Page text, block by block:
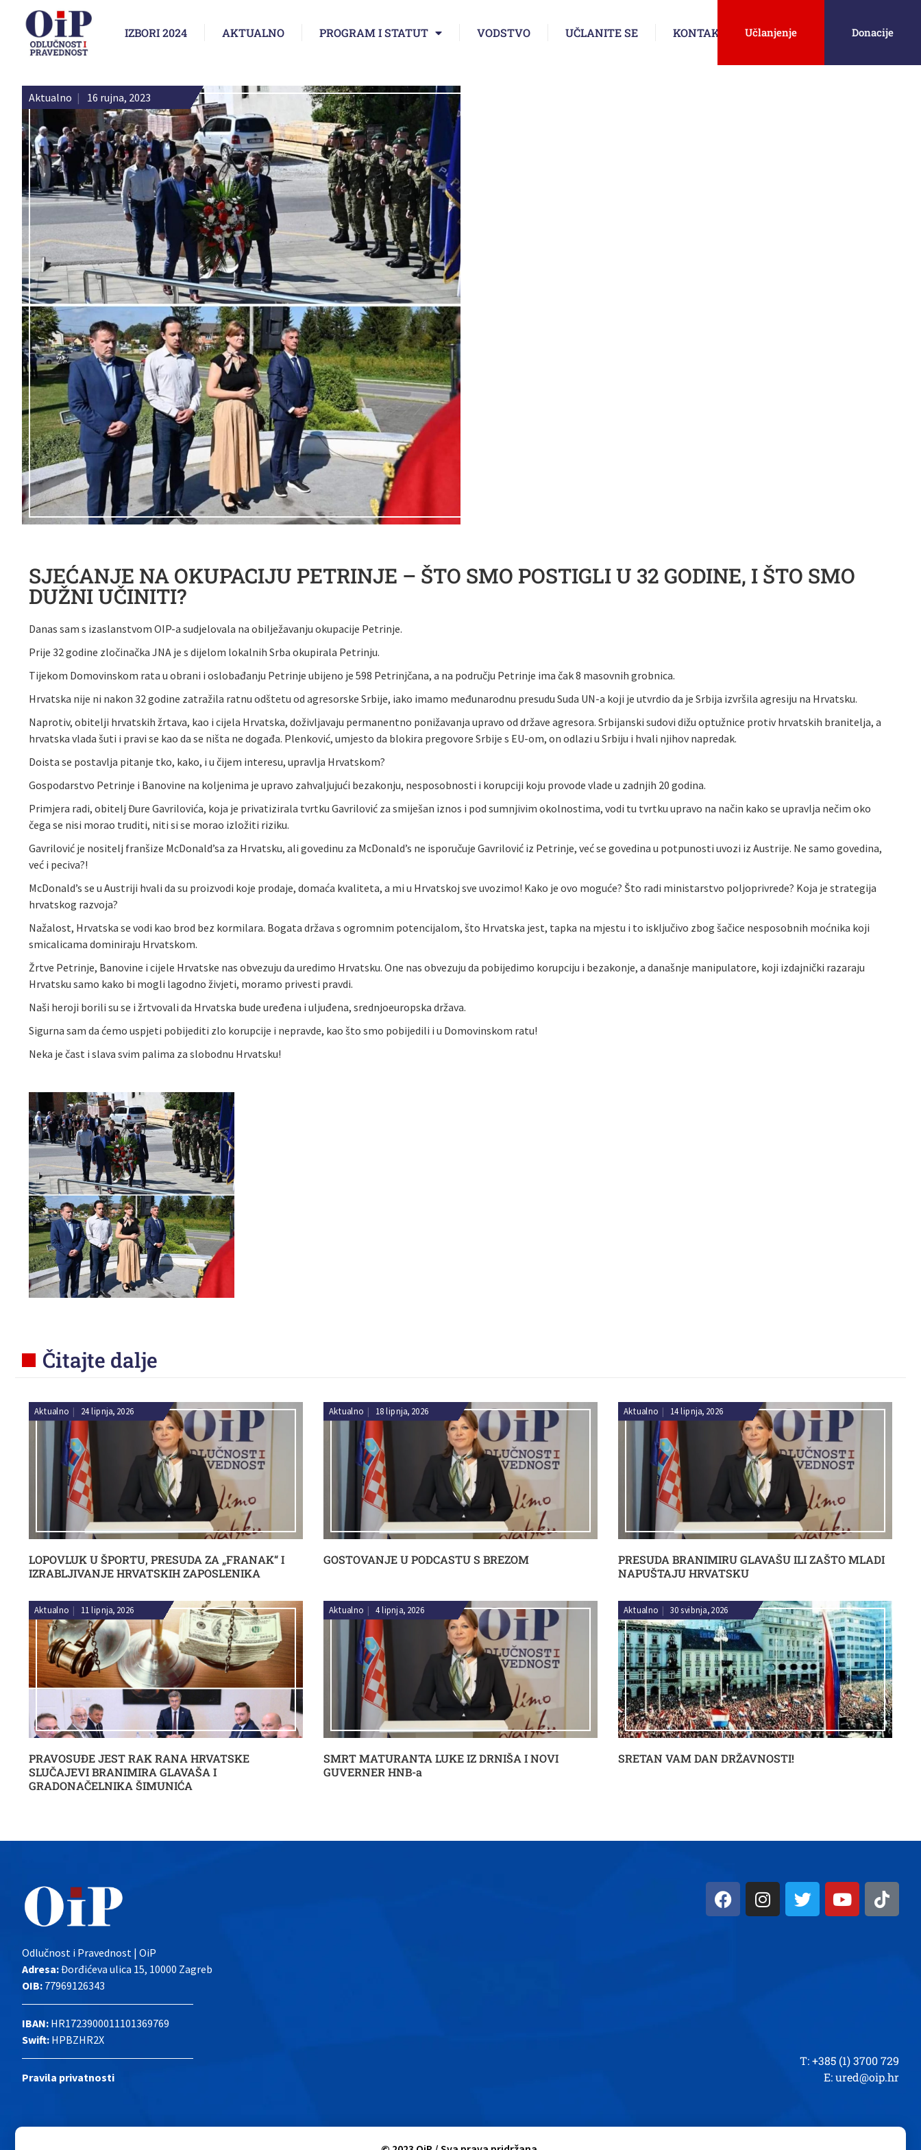
IZBORI 2024 AKTUALNO PROGRAM I STATUT VODSTVO UČLANITE SE KONTAKT Učlanjenje Donacije
Aktualno | 16 rujna, 2023
SJEĆANJE NA OKUPACIJU PETRINJE – ŠTO SMO POSTIGLI U 32 GODINE, I ŠTO SMO
DUŽNI UČINITI?
Danas sam s izaslanstvom OIP-a sudjelovala na obilježavanju okupacije Petrinje.
Prije 32 godine zločinačka JNA je s dijelom lokalnih Srba okupirala Petrinju.
Tijekom Domovinskom rata u obrani i oslobađanju Petrinje ubijeno je 598 Petrinjčana, a na području Petrinje ima čak 8 masovnih grobnica.
Hrvatska nije ni nakon 32 godine zatražila ratnu odštetu od agresorske Srbije, iako imamo međunarodnu presudu Suda UN-a koji je utvrdio da je Srbija izvršila agresiju na Hrvatsku.
Naprotiv, obitelji hrvatskih žrtava, kao i cijela Hrvatska, doživljavaju permanentno ponižavanja upravo od države agresora. Srbijanski sudovi dižu optužnice protiv hrvatskih branitelja, a
hrvatska vlada šuti i pravi se kao da se ništa ne događa. Plenković, umjesto da blokira pregovore Srbije s EU-om, on odlazi u Srbiju i hvali njihov napredak.
Doista se postavlja pitanje tko, kako, i u čijem interesu, upravlja Hrvatskom?
Gospodarstvo Petrinje i Banovine na koljenima je upravo zahvaljujući bezakonju, nesposobnosti i korupciji koju provode vlade u zadnjih 20 godina.
Primjera radi, obitelj Đure Gavrilovića, koja je privatizirala tvrtku Gavrilović za smiješan iznos i pod sumnjivim okolnostima, vodi tu tvrtku upravo na način kako se upravlja nečim oko
čega se nisi morao truditi, niti si se morao izložiti riziku.
Gavrilović je nositelj franšize McDonald’sa za Hrvatsku, ali govedinu za McDonald’s ne isporučuje Gavrilović iz Petrinje, već se govedina u potpunosti uvozi iz Austrije. Ne samo govedina,
već i peciva?!
McDonald’s se u Austriji hvali da su proizvodi koje prodaje, domaća kvaliteta, a mi u Hrvatskoj sve uvozimo! Kako je ovo moguće? Što radi ministarstvo poljoprivrede? Koja je strategija
hrvatskog razvoja?
Nažalost, Hrvatska se vodi kao brod bez kormilara. Bogata država s ogromnim potencijalom, što Hrvatska jest, tapka na mjestu i to isključivo zbog šačice nesposobnih moćnika koji
smicalicama dominiraju Hrvatskom.
Žrtve Petrinje, Banovine i cijele Hrvatske nas obvezuju da uredimo Hrvatsku. One nas obvezuju da pobijedimo korupciju i bezakonje, a današnje manipulatore, koji izdajnički razaraju
Hrvatsku samo kako bi mogli lagodno živjeti, moramo privesti pravdi.
Naši heroji borili su se i žrtvovali da Hrvatska bude uređena i uljuđena, srednjoeuropska država.
Sigurna sam da ćemo uspjeti pobijediti zlo korupcije i nepravde, kao što smo pobijedili i u Domovinskom ratu!
Neka je čast i slava svim palima za slobodnu Hrvatsku!
Čitajte dalje
LOPOVLUK U ŠPORTU, PRESUDA ZA „FRANAK“ I
IZRABLJIVANJE HRVATSKIH ZAPOSLENIKA
Aktualno 24 lipnja, 2026
GOSTOVANJE U PODCASTU S BREZOM
Aktualno 18 lipnja, 2026
PRESUDA BRANIMIRU GLAVAŠU ILI ZAŠTO MLADI
NAPUŠTAJU HRVATSKU
Aktualno 14 lipnja, 2026
PRAVOSUĐE JEST RAK RANA HRVATSKE
SLUČAJEVI BRANIMIRA GLAVAŠA I
GRADONAČELNIKA ŠIMUNIĆA
Aktualno 11 lipnja, 2026
SMRT MATURANTA LUKE IZ DRNIŠA I NOVI
GUVERNER HNB-a
Aktualno 4 lipnja, 2026
SRETAN VAM DAN DRŽAVNOSTI!
Aktualno 30 svibnja, 2026
Odlučnost i Pravednost | OiP
Adresa:Đorđićeva ulica 15, 10000 Zagreb
OIB: 77969126343
IBAN: HR1723900011101369769
Swift: HPBZHR2X
Pravila privatnosti
T: +385 (1) 3700 729
E:ured@oip.hr